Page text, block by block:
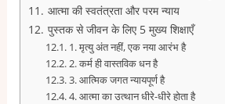
आत्मा की स्वतंत्रता और परम न्याय
पुस्तक से जीवन के लिए 5 मुख्य शिक्षाएँ
1. मृत्यु अंत नहीं, एक नया आरंभ है
2. कर्म ही वास्तविक धन है
3. आत्मिक जगत न्यायपूर्ण है
4. आत्मा का उत्थान धीरे-धीरे होता है